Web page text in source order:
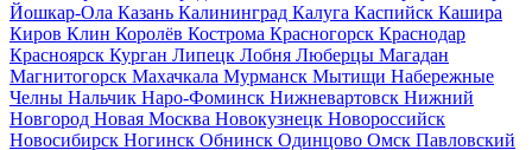
Йошкар-Ола Казань Калининград Калуга Каспийск Кашира
Киров Клин Королёв Кострома Красногорск Краснодар
Красноярск Курган Липецк Лобня Люберцы Магадан
Магнитогорск Махачкала Мурманск Мытищи Набережные
Челны Нальчик Наро-Фоминск Нижневартовск Нижний
Новгород Новая Москва Новокузнецк Новороссийск
Новосибирск Ногинск Обнинск Одинцово Омск Павловский